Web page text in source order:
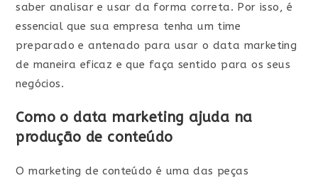
saber analisar e usar da forma correta. Por isso, é
essencial que sua empresa tenha um time
preparado e antenado para usar o data marketing
de maneira eficaz e que faça sentido para os seus
negócios.
Como o data marketing ajuda na
produção de conteúdo
O marketing de conteúdo é uma das peças